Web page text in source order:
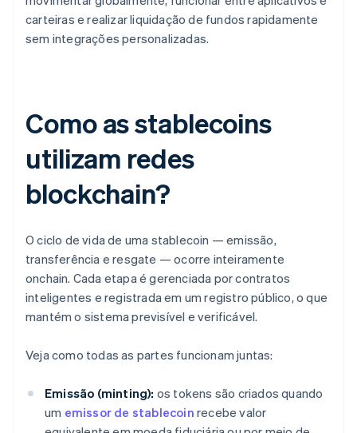
carteiras e realizar liquidação de fundos rapidamente
sem integrações personalizadas.
Como as stablecoins
utilizam redes
blockchain?
O ciclo de vida de uma stablecoin — emissão,
transferência e resgate — ocorre inteiramente
onchain. Cada etapa é gerenciada por contratos
inteligentes e registrada em um registro público, o que
mantém o sistema previsível e verificável.
Veja como todas as partes funcionam juntas:
Emissão (minting): os tokens são criados quando
um emissor de stablecoin recebe valor